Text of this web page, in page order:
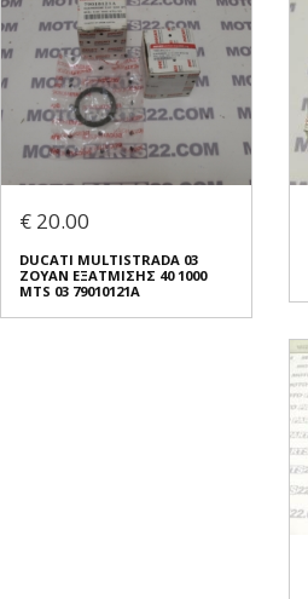
€ 20.00
DUCATI MULTISTRADA 03
ΖΟΥΑΝ ΕΞΑΤΜΙΣΗΣ 40 1000
MTS 03 79010121A